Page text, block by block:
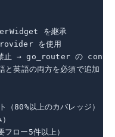
を継承
を使用
止 → go_router の
英語の両方を必須で追加
80%以上のカバレッジ）
ー5件以上）